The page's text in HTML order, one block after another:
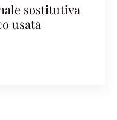
sostitutiva
usata
SOSTITUTIVA